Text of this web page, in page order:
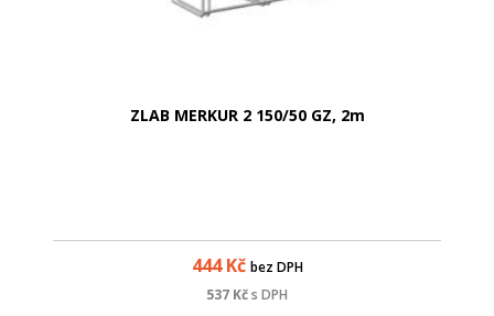
ZLAB MERKUR 2 150/50 GZ, 2m
444Kč bez DPH
537 Kčs DPH